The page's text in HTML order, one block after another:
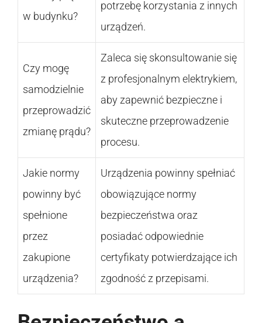
w budynku?
potrzebę korzystania z innych
urządzeń.
Czy mogę
samodzielnie
przeprowadzić
zmianę prądu?
Zaleca się skonsultowanie się
z profesjonalnym elektrykiem,
aby zapewnić bezpieczne i
skuteczne przeprowadzenie
procesu.
Jakie normy
powinny być
spełnione
przez
zakupione
urządzenia?
Urządzenia powinny spełniać
obowiązujące normy
bezpieczeństwa oraz
posiadać odpowiednie
certyfikaty potwierdzające ich
zgodność z przepisami.